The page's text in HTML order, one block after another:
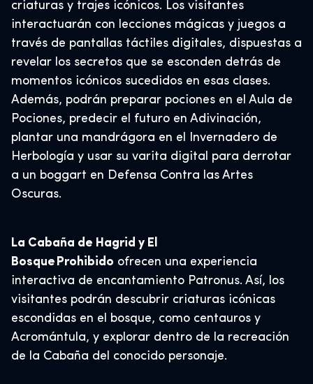
criaturas y trajes icónicos. Los visitantes
interactuarán con lecciones mágicas y juegos a
través de pantallas táctiles digitales, dispuestas a
revelar los secretos que se esconden detrás de
momentos icónicos sucedidos en esas clases.
Además, podrán preparar pociones en el Aula de
Pociones, predecir el futuro en Adivinación,
plantar una mandrágora en el Invernadero de
Herbología y usar su varita digital para derrotar
a un boggart en Defensa Contra las Artes
Oscuras.
La Cabaña de Hagrid y El
Bosque Prohibido ofrecen una experiencia
interactiva de encantamiento Patronus. Así, los
visitantes podrán descubrir criaturas icónicas
escondidas en el bosque, como centauros y
Acromántula, y explorar dentro de la recreación
de la Cabaña del conocido personaje.